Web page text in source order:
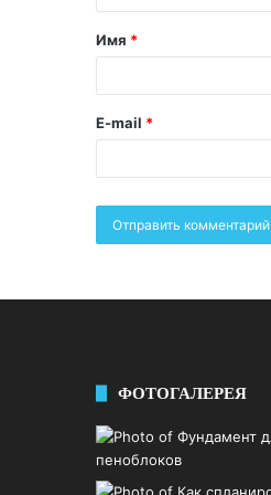
Имя *
E-mail *
ФОТОГАЛЕРЕЯ